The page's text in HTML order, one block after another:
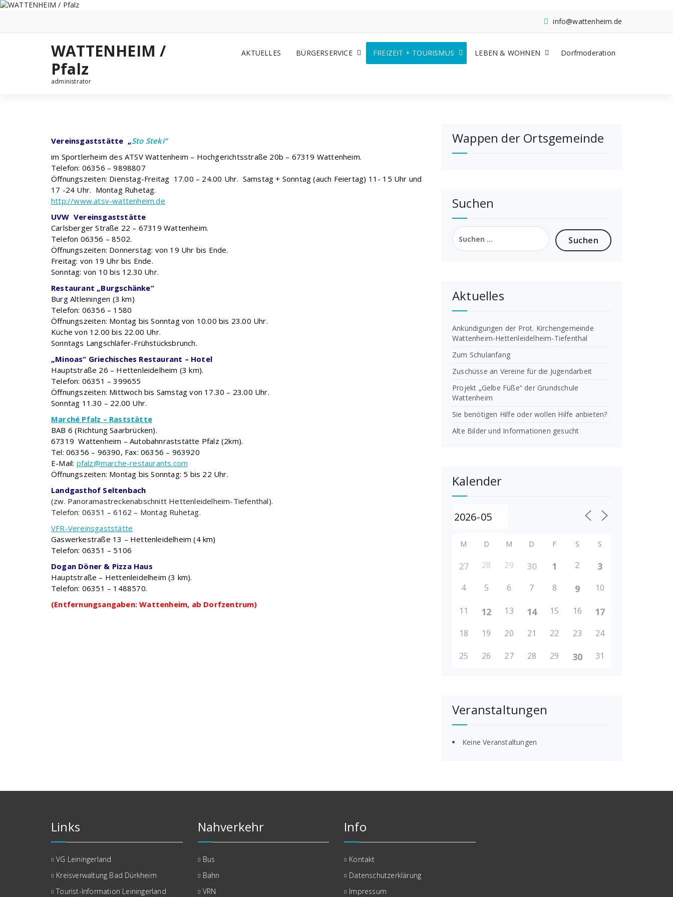
Zum
info@wattenheim.de
WATTENHEIM /
Pfalz
administrator
AKTUELLES BÜRGERSERVICE FREIZEIT + TOURISMUS LEBEN & WOHNEN Dorfmoderation
Vereinsgaststätte „Sto Steki“
im Sportlerheim des ATSV Wattenheim – Hochgerichtsstraße 20b – 67319 Wattenheim.
Telefon: 06356 – 9898807
Öffnungszeiten: Dienstag-Freitag 17.00 – 24.00 Uhr. Samstag + Sonntag (auch Feiertag) 11- 15 Uhr und
17 -24 Uhr. Montag Ruhetag.
http://www.atsv-wattenheim.de
UVW Vereinsgaststätte
Carlsberger Straße 22 – 67319 Wattenheim.
Telefon 06356 – 8502.
Öffnungszeiten: Donnerstag: von 19 Uhr bis Ende.
Freitag: von 19 Uhr bis Ende.
Sonntag: von 10 bis 12.30 Uhr.
Restaurant „Burgschänke“
Burg Altleiningen (3 km)
Telefon: 06356 – 1580
Öffnungszeiten: Montag bis Sonntag von 10.00 bis 23.00 Uhr.
Küche von 12.00 bis 22.00 Uhr.
Sonntags Langschläfer-Frühstücksbrunch.
„Minoas“ Griechisches Restaurant – Hotel
Hauptstraße 26 – Hettenleidelheim (3 km).
Telefon: 06351 – 399655
Öffnungszeiten: Mittwoch bis Samstag von 17.30 – 23.00 Uhr.
Sonntag 11.30 – 22.00 Uhr.
Marché Pfalz – Raststätte
BAB 6 (Richtung Saarbrücken).
67319 Wattenheim – Autobahnraststätte Pfalz (2km).
Tel: 06356 – 96390, Fax: 06356 – 963920
E-Mail: pfalz@marche-restaurants.com
Öffnungszeiten: Montag bis Sonntag: 5 bis 22 Uhr.
Landgasthof Seltenbach
(zw. Panoramastreckenabschnitt Hettenleidelheim-Tiefenthal).
Telefon: 06351 – 6162 – Montag Ruhetag.
VFR-Vereinsgaststätte
Gaswerkestraße 13 – Hettenleidelheim (4 km)
Telefon: 06351 – 5106
Dogan Döner & Pizza Haus
Hauptstraße – Hettenleidelheim (3 km).
Telefon: 06351 – 1488570.
(Entfernungsangaben: Wattenheim, ab Dorfzentrum)
Wappen der Ortsgemeinde
Suchen
Suchen
nach:
Aktuelles
Ankündigungen der Prot. Kirchengemeinde
Wattenheim-Hettenleidelheim-Tiefenthal
Zum Schulanfang
Zuschüsse an Vereine für die Jugendarbeit
Projekt „Gelbe Füße“ der Grundschule
Wattenheim
Sie benötigen Hilfe oder wollen Hilfe anbieten?
Alte Bilder und Informationen gesucht
Kalender
M D M D F S S
27 28 29 30 1 2 3
4 5 6 7 8 9 10
11 12 13 14 15 16 17
18 19 20 21 22 23 24
25 26 27 28 29 30 31
Veranstaltungen
Keine Veranstaltungen
Links
VG Leiningerland
Kreisverwaltung Bad Dürkheim
Tourist-Information Leiningerland
Nahverkehr
Bus
Bahn
VRN
Info
Kontakt
Datenschutzerklärung
Impressum